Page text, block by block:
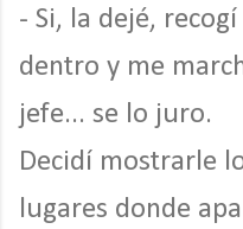
- Si, la dejé,
dentro y me
jefe... se lo juro.
Decidí mostrarle
lugares donde